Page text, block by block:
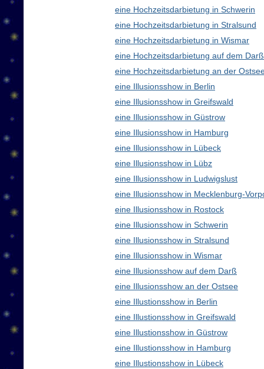
eine Hochzeitsdarbietung in Schwerin
eine Hochzeitsdarbietung in Stralsund
eine Hochzeitsdarbietung in Wismar
eine Hochzeitsdarbietung auf dem Darß
eine Hochzeitsdarbietung an der
eine Illusionsshow in Berlin
eine Illusionsshow in Greifswald
eine Illusionsshow in Güstrow
eine Illusionsshow in Hamburg
eine Illusionsshow in Lübeck
eine Illusionsshow in Lübz
eine Illusionsshow in Ludwigslust
eine Illusionsshow in Mecklenburg-
eine Illusionsshow in Rostock
eine Illusionsshow in Schwerin
eine Illusionsshow in Stralsund
eine Illusionsshow in Wismar
eine Illusionsshow auf dem Darß
eine Illusionsshow an der Ostsee
eine Illustionsshow in Berlin
eine Illustionsshow in Greifswald
eine Illustionsshow in Güstrow
eine Illustionsshow in Hamburg
eine Illustionsshow in Lübeck